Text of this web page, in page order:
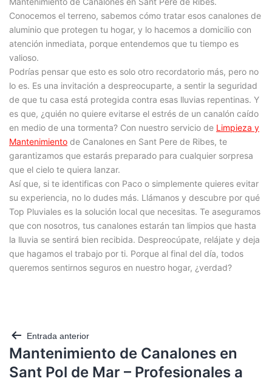
Conocemos el terreno, sabemos cómo tratar esos canalones de
aluminio que protegen tu hogar, y lo hacemos a domicilio con
atención inmediata, porque entendemos que tu tiempo es
valioso.
Podrías pensar que esto es solo otro recordatorio más, pero no
lo es. Es una invitación a despreocuparte, a sentir la seguridad
de que tu casa está protegida contra esas lluvias repentinas. Y
es que, ¿quién no quiere evitarse el estrés de un canalón caído
en medio de una tormenta? Con nuestro servicio de Limpieza y
Mantenimiento de Canalones en Sant Pere de Ribes, te
garantizamos que estarás preparado para cualquier sorpresa
que el cielo te quiera lanzar.
Así que, si te identificas con Paco o simplemente quieres evitar
su experiencia, no lo dudes más. Llámanos y descubre por qué
Top Pluviales es la solución local que necesitas. Te aseguramos
que con nosotros, tus canalones estarán tan limpios que hasta
la lluvia se sentirá bien recibida. Despreocúpate, relájate y deja
que hagamos el trabajo por ti. Porque al final del día, todos
queremos sentirnos seguros en nuestro hogar, ¿verdad?
Entrada anterior
Mantenimiento de Canalones en
Sant Pol de Mar – Profesionales a